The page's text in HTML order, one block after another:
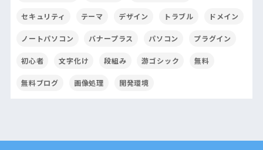
セキュリティ テーマ デザイン トラブル ドメイン
ノートパソコン バナープラス パソコン プラグイン
初心者 文字化け 段組み 游ゴシック 無料
無料ブログ 画像処理 開発環境